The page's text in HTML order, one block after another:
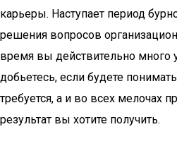
карьеры. Наступает период
решения вопросов
время вы действительно много
добьетесь, если будете
требуется, а и во всех мелочах
результат вы хотите получить.